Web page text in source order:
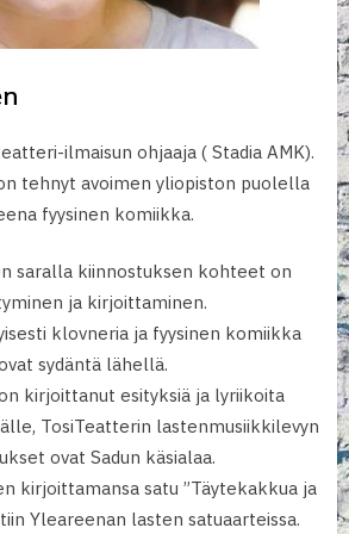
ilmaisun ohjaaja ( Stadia AMK).
tehnyt avoimen yliopiston puolella
fyysinen komiikka.
saralla kiinnostuksen kohteet on
ja kirjoittaminen.
klovneria ja fyysinen komiikka
sydäntä lähellä.
kirjoittanut esityksiä ja lyriikoita
TosiTeatterin lastenmusiikkilevyn
ovat Sadun käsialaa.
kirjoittamansa satu ”Täytekakkua ja
Yleareenan lasten satuaarteissa.